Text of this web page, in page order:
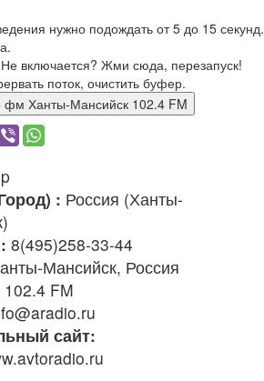
нужно подождать от 5 до 15 секунд.
включается? Жми сюда, перезапуск!
поток, очистить буфер.
фм Ханты-Мансийск 102.4 FM
: Россия (Ханты-
8(495)258-33-44
Мансийск, Россия
102.4 FM
сайт: